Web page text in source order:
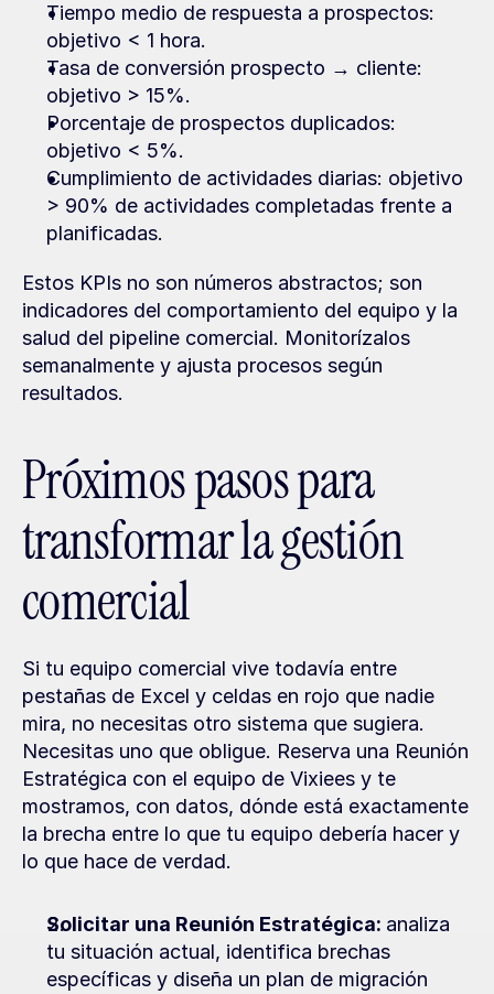
Tiempo medio de respuesta a prospectos:
objetivo < 1 hora.
Tasa de conversión prospecto → cliente:
objetivo > 15%.
Porcentaje de prospectos duplicados:
objetivo < 5%.
Cumplimiento de actividades diarias: objetivo
> 90% de actividades completadas frente a
planificadas.
Estos KPIs no son números abstractos; son
indicadores del comportamiento del equipo y la
salud del pipeline comercial. Monitorízalos
semanalmente y ajusta procesos según
resultados.
Próximos pasos para
transformar la gestión
comercial
Si tu equipo comercial vive todavía entre
pestañas de Excel y celdas en rojo que nadie
mira, no necesitas otro sistema que sugiera.
Necesitas uno que obligue. Reserva una Reunión
Estratégica con el equipo de Vixiees y te
mostramos, con datos, dónde está exactamente
la brecha entre lo que tu equipo debería hacer y
lo que hace de verdad.
Solicitar una Reunión Estratégica: analiza
tu situación actual, identifica brechas
específicas y diseña un plan de migración